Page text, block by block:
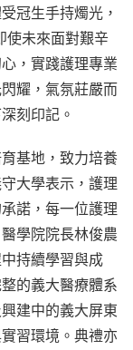
冠生手持燭光，
使未來面對艱辛
，實踐護理專業
耀，氣氛莊嚴而
刻印記。
基地，致力培養
大學表示，護理
諾，每一位護理
學院院長林俊農
持續學習與成
的義大醫療體系
建中的義大屏東
習環境。典禮亦